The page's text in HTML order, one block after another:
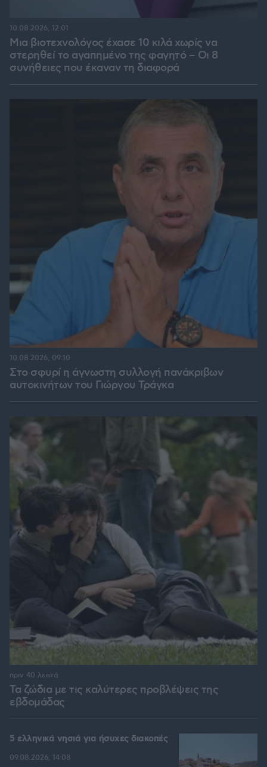
Μια βιοτεχνολόγος έχασε 10 κιλά χωρίς να
στερηθεί το αγαπημένο της φαγητό – Οι 8
συνήθειες που έκαναν τη διαφορά
10.08.2026, 12:01
Στο σφυρί η άγνωστη συλλογή πανάκριβων
αυτοκινήτων του Γιώργου Τράγκα
10.08.2026, 09:10
Τα ζώδια με τις καλύτερες προβλέψεις της
εβδομάδας
πριν 40 λεπτά
5 ελληνικά νησιά για ήσυχες διακοπές
09.08.2026, 14:08